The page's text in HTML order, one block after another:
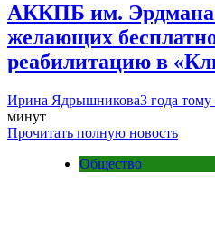
АККПБ им. Эрдмана
желающих
реабилитацию в
Ирина Ядрышникова3 года тому
минут
Прочитать полную новость
Общество